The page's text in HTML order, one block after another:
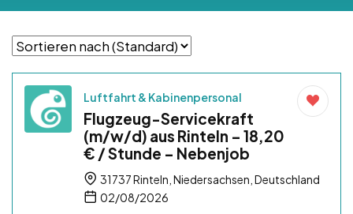
Luftfahrt & Kabinenpersonal
Flugzeug-Servicekraft
(m/w/d) aus Rinteln – 18,20
€ / Stunde – Nebenjob
31737 Rinteln, Niedersachsen, Deutschland
02/08/2026